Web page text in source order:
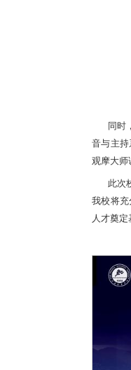
同时
音与主
观摩大师
此次
我校将充
人才奠定